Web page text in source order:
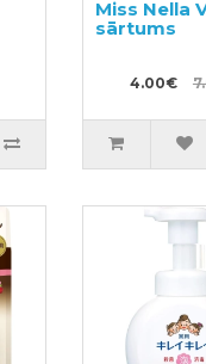
Miss Nella
sārtums
4.00€